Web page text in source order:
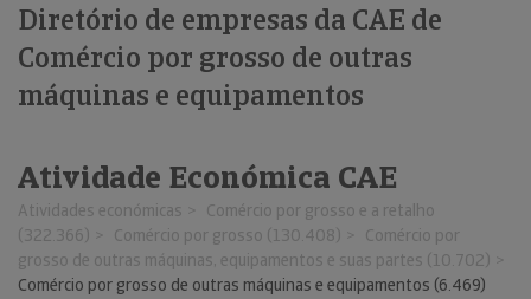
Diretório de empresas da CAE de
Comércio por grosso de outras
máquinas e equipamentos
Atividade Económica CAE
Atividades económicas
Comércio por grosso e a retalho
(322.366)
Comércio por grosso (130.408)
Comércio por
grosso de outras máquinas, equipamentos e suas partes (10.702)
Comércio por grosso de outras máquinas e equipamentos (6.469)